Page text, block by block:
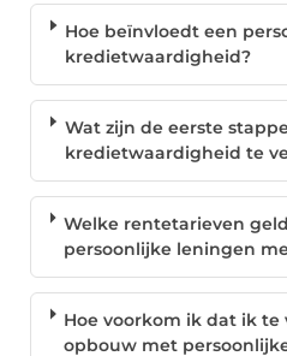
Hoe beïnvloedt een
kredietwaardigheid?
Wat zijn de eerste
kredietwaardigheid te
Welke rentetarieven
persoonlijke leningen
Hoe voorkom ik dat ik te
opbouw met